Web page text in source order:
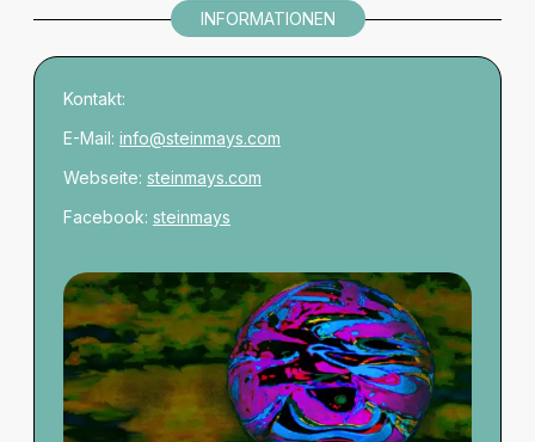
INFORMATIONEN
Kontakt:
E-Mail: info@steinmays.com
Webseite: steinmays.com
Facebook: steinmays